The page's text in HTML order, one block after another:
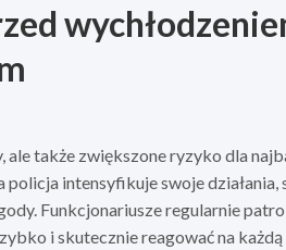
także zwiększone ryzyko dla
intensyfikuje swoje działania,
Funkcjonariusze regularnie
i skutecznie reagować na